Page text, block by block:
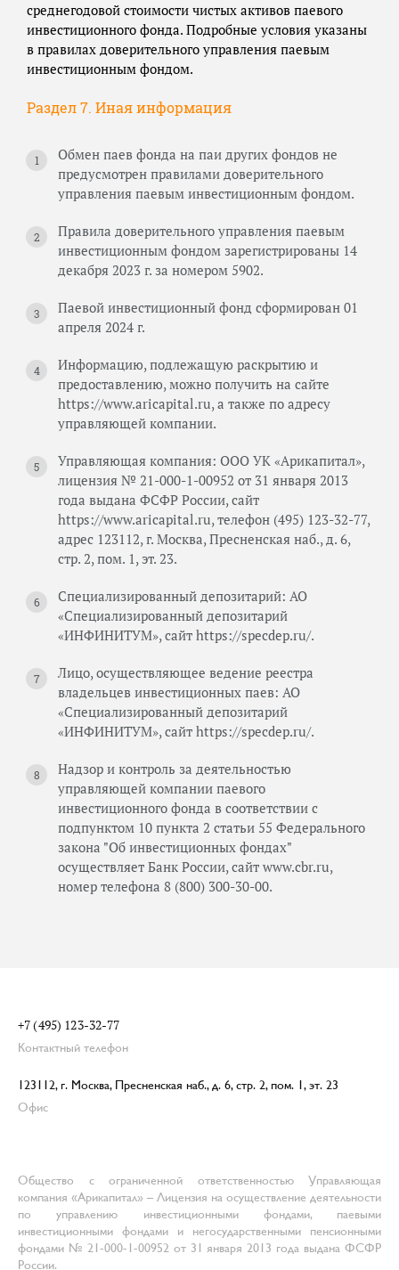
среднегодовой стоимости чистых активов паевого
инвестиционного фонда. Подробные условия указаны
в правилах доверительного управления паевым
инвестиционным фондом.
Раздел 7. Иная информация
Обмен паев фонда на паи других фондов не
предусмотрен правилами доверительного
управления паевым инвестиционным фондом.
Правила доверительного управления паевым
инвестиционным фондом зарегистрированы 14
декабря 2023 г. за номером 5902.
Паевой инвестиционный фонд сформирован 01
апреля 2024 г.
Информацию, подлежащую раскрытию и
предоставлению, можно получить на сайте
https://www.aricapital.ru, а также по адресу
управляющей компании.
Управляющая компания: ООО УК «Арикапитал»,
лицензия № 21-000-1-00952 от 31 января 2013
года выдана ФСФР России, сайт
https://www.aricapital.ru, телефон (495) 123-32-77,
адрес 123112, г. Москва, Пресненская наб., д. 6,
стр. 2, пом. 1, эт. 23.
Специализированный депозитарий: АО
«Специализированный депозитарий
«ИНФИНИТУМ», сайт https://specdep.ru/.
Лицо, осуществляющее ведение реестра
владельцев инвестиционных паев: АО
«Специализированный депозитарий
«ИНФИНИТУМ», сайт https://specdep.ru/.
Надзор и контроль за деятельностью
управляющей компании паевого
инвестиционного фонда в соответствии с
подпунктом 10 пункта 2 статьи 55 Федерального
закона "Об инвестиционных фондах"
осуществляет Банк России, сайт www.cbr.ru,
номер телефона 8 (800) 300-30-00.
+7 (495) 123-32-77
Контактный телефон
123112, г. Москва, Пресненская наб., д. 6, стр. 2, пом. 1, эт. 23
Офис
Общество с ограниченной ответственностью Управляющая
компания «Арикапитал» – Лицензия на осуществление деятельности
по управлению инвестиционными фондами, паевыми
инвестиционными фондами и негосударственными пенсионными
фондами № 21-000-1-00952 от 31 января 2013 года выдана ФСФР
России.